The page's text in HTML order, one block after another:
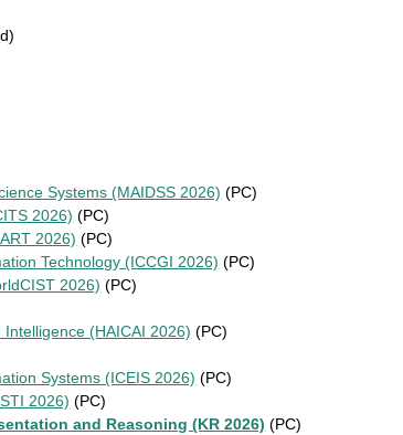
Systems (MAIDSS 2026) (PC)
2026) (PC)
2026) (PC)
Technology (ICCGI 2026) (PC)
2026) (PC)
(HAICAI 2026) (PC)
Systems (ICEIS 2026) (PC)
2026) (PC)
and Reasoning (KR 2026) (PC)